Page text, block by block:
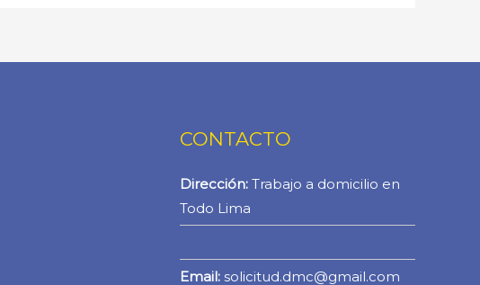
CONTACTO
Dirección:Trabajo a domicilio en
Todo Lima
Email: solicitud.dmc@gmail.com